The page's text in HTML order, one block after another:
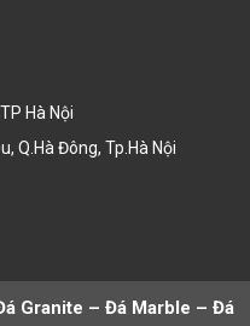
Hà Nội
Q.Hà Đông, Tp.Hà Nội
Granite – Đá Marble – Đá